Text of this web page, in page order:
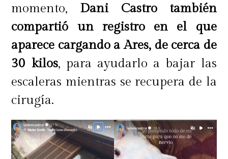
momento, Dani Castro también
compartió un registro en el que
aparece cargando a Ares, de cerca de
30 kilos, para ayudarlo a bajar las
escaleras mientras se recupera de la
cirugía.